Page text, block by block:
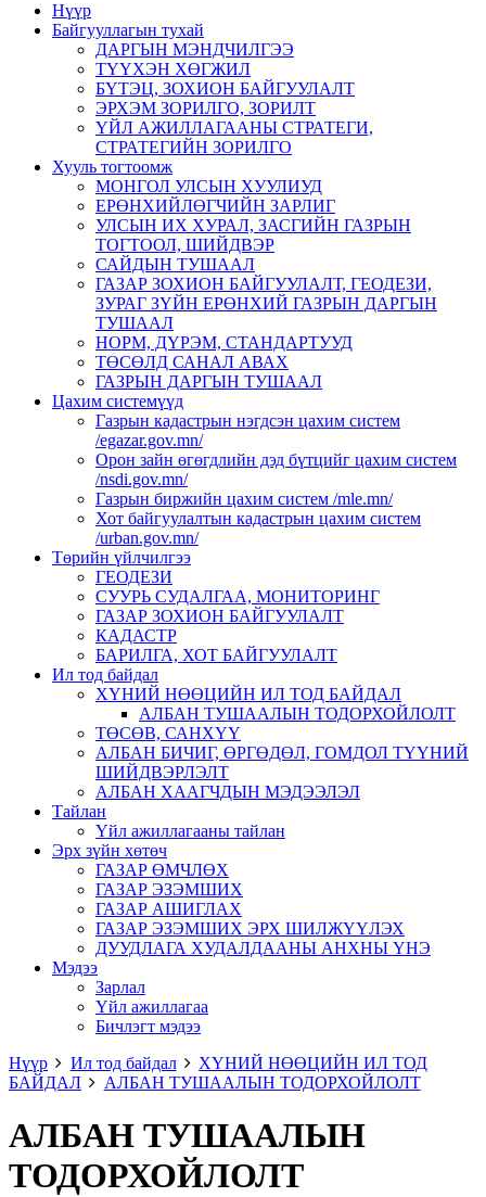
Нүүр
Байгууллагын тухай
ДАРГЫН МЭНДЧИЛГЭЭ
ТҮҮХЭН ХӨГЖИЛ
БҮТЭЦ, ЗОХИОН БАЙГУУЛАЛТ
ЭРХЭМ ЗОРИЛГО, ЗОРИЛТ
ҮЙЛ АЖИЛЛАГААНЫ СТРАТЕГИ,
СТРАТЕГИЙН ЗОРИЛГО
Хууль тогтоомж
МОНГОЛ УЛСЫН ХУУЛИУД
ЕРӨНХИЙЛӨГЧИЙН ЗАРЛИГ
УЛСЫН ИХ ХУРАЛ, ЗАСГИЙН ГАЗРЫН
ТОГТООЛ, ШИЙДВЭР
САЙДЫН ТУШААЛ
ГАЗАР ЗОХИОН БАЙГУУЛАЛТ, ГЕОДЕЗИ,
ЗУРАГ ЗҮЙН ЕРӨНХИЙ ГАЗРЫН ДАРГЫН
ТУШААЛ
НОРМ, ДҮРЭМ, СТАНДАРТУУД
ТӨСӨЛД САНАЛ АВАХ
ГАЗРЫН ДАРГЫН ТУШААЛ
Цахим системүүд
Газрын кадастрын нэгдсэн цахим систем
/egazar.gov.mn/
Орон зайн өгөгдлийн дэд бүтцийг цахим систем
/nsdi.gov.mn/
Газрын биржийн цахим систем /mle.mn/
Хот байгуулалтын кадастрын цахим систем
/urban.gov.mn/
Төрийн үйлчилгээ
ГЕОДЕЗИ
СУУРЬ СУДАЛГАА, МОНИТОРИНГ
ГАЗАР ЗОХИОН БАЙГУУЛАЛТ
КАДАСТР
БАРИЛГА, ХОТ БАЙГУУЛАЛТ
Ил тод байдал
ХҮНИЙ НӨӨЦИЙН ИЛ ТОД БАЙДАЛ
АЛБАН ТУШААЛЫН ТОДОРХОЙЛОЛТ
ТӨСӨВ, САНХҮҮ
АЛБАН БИЧИГ, ӨРГӨДӨЛ, ГОМДОЛ ТҮҮНИЙ
ШИЙДВЭРЛЭЛТ
АЛБАН ХААГЧДЫН МЭДЭЭЛЭЛ
Тайлан
Үйл ажиллагааны тайлан
Эрх зүйн хөтөч
ГАЗАР ӨМЧЛӨХ
ГАЗАР ЭЗЭМШИХ
ГАЗАР АШИГЛАХ
ГАЗАР ЭЗЭМШИХ ЭРХ ШИЛЖҮҮЛЭХ
ДУУДЛАГА ХУДАЛДААНЫ АНХНЫ ҮНЭ
Мэдээ
Зарлал
Үйл ажиллагаа
Бичлэгт мэдээ
Нүүр
Ил тод байдал
ХҮНИЙ НӨӨЦИЙН ИЛ ТОД
БАЙДАЛ
АЛБАН ТУШААЛЫН ТОДОРХОЙЛОЛТ
АЛБАН ТУШААЛЫН
ТОДОРХОЙЛОЛТ